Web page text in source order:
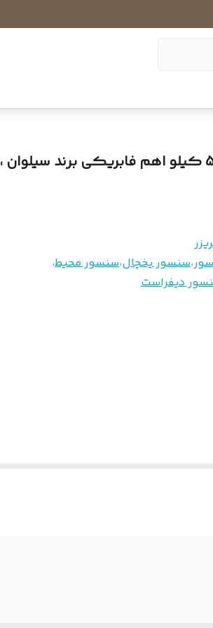
سنسور یخچال و فریزر 5 کیلو اهم فابریکی برند سیلوان ،
،سنسور یخچال،سنسور محیط،
دیفراست